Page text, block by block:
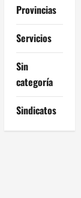
Provincias
Servicios
Sin
categoría
Sindicatos